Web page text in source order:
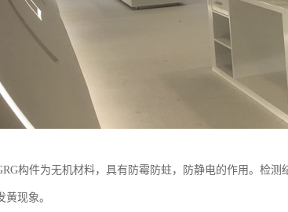
构件为无机材料，具有防霉防蛀，防静电的作用。检
黄现象。